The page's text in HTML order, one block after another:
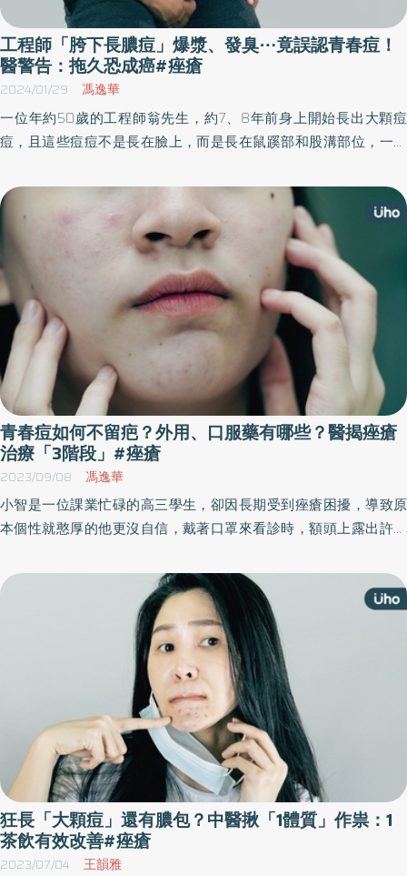
工程師「胯下長膿痘」爆漿、發臭⋯竟誤認青春痘！
醫警告：拖久恐成癌#痤瘡
2024/01/29 馮逸華
一位年約50歲的工程師翁先生，約7、8年前身上開始長出大顆痘
痘，且這些痘痘不是長在臉上，而是長在鼠蹊部和股溝部位，一開
位就會反覆長痘，就醫服用抗生素後仍不見好轉，最後症狀一發不
可收拾，開始大面積長痘化膿、流湯出血、發出惡臭味，進一步檢
查才確診為「化膿性汗腺炎」。
青春痘如何不留疤？外用、口服藥有哪些？醫揭痤瘡
治療「3階段」#痤瘡
2023/09/08 馮逸華
小智是一位課業忙碌的高三學生，卻因長期受到痤瘡困擾，導致原
本個性就憨厚的他更沒自信，戴著口罩來看診時，額頭上露出許多
液。他靦腆地告訴皮膚科醫師：「因為阿嬤說現在好好讀書準備考
試最重要，痘痘以後長大就會自己好！」但實在忍受不下去了才來
狂長「大顆痘」還有膿包？中醫揪「1體質」作祟：1
茶飲有效改善#痤瘡
2023/07/04 王韻雅